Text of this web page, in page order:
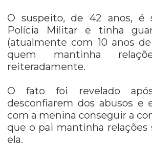
O suspeito, de 42 anos, é
Polícia Militar e tinha
(atualmente com 10 anos
quem mantinha
reiteradamente.
O fato foi revelado
desconfiarem dos abusos e
com a menina conseguir a
que o pai mantinha relações
ela.